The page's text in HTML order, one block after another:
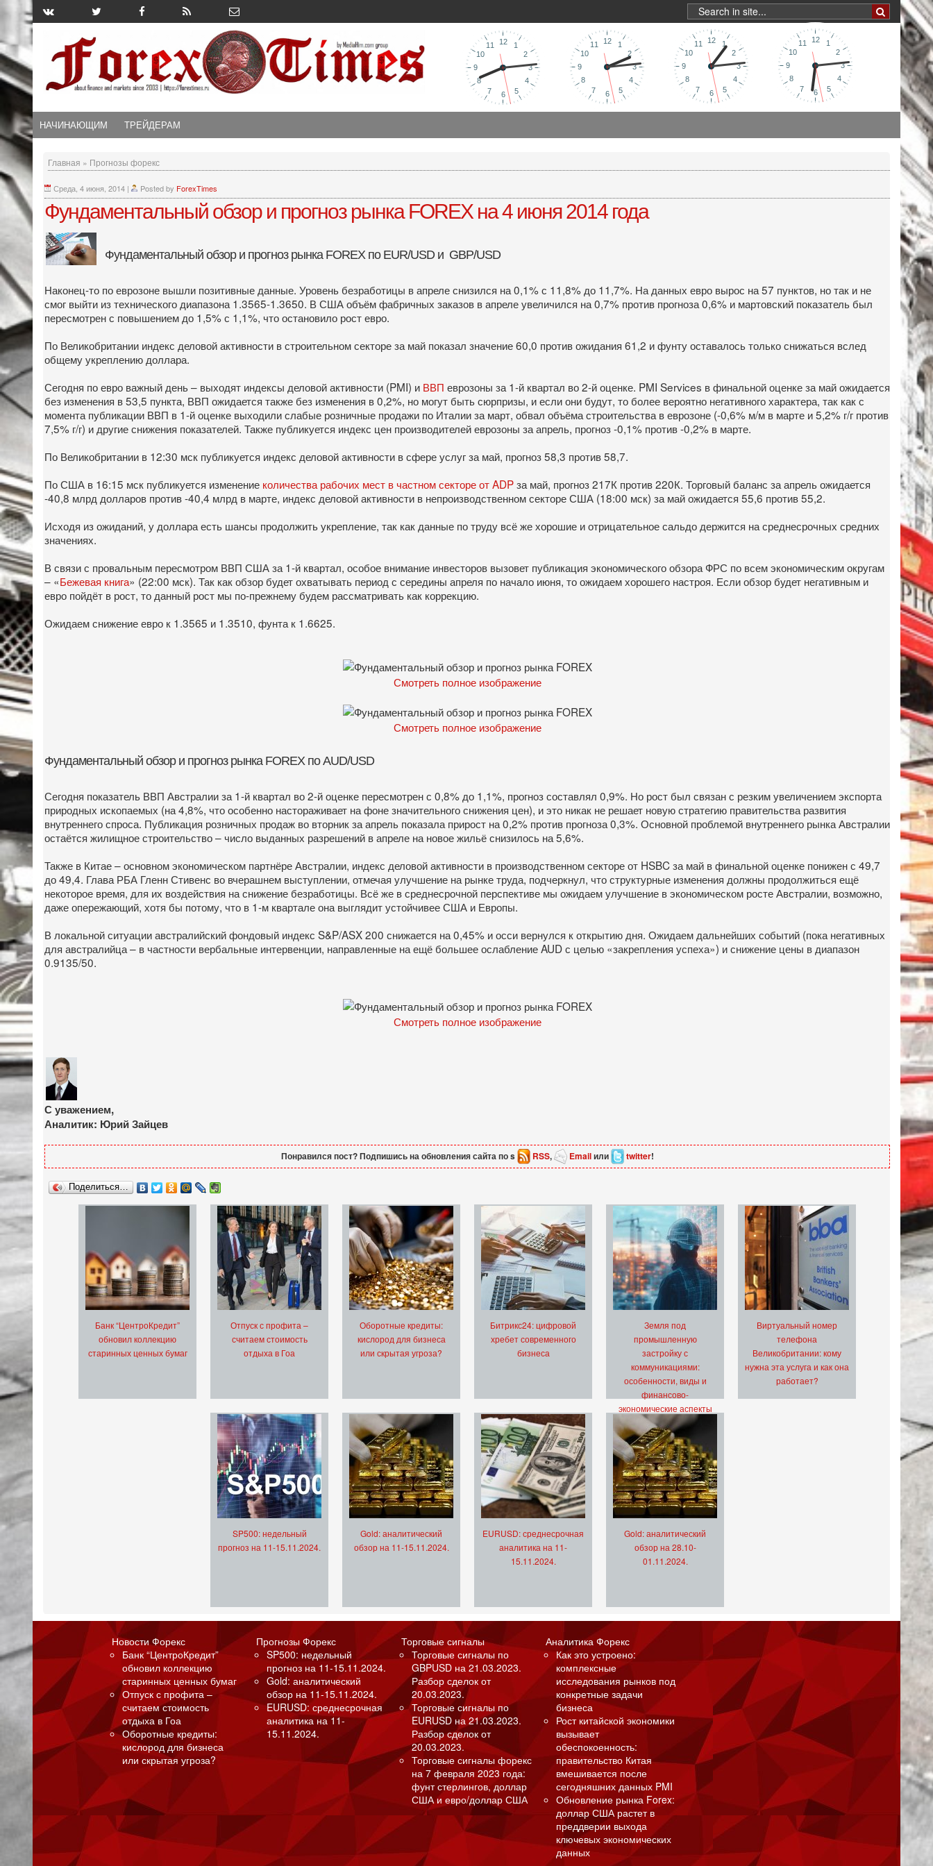
НАЧИНАЮЩИМ ТРЕЙДЕРАМ
Главная » Прогнозы форекс
Среда, 4 июня, 2014 | Posted by ForexTimes
Фундаментальный обзор и прогноз рынка FOREX на 4 июня 2014 года
Фундаментальный обзор и прогноз рынка FOREX по EUR/USD и GBP/USD
Наконец-то по еврозоне вышли позитивные данные. Уровень безработицы в апреле снизился на 0,1% с 11,8% до 11,7%. На данных евро вырос на 57 пунктов, но так и не
смог выйти из технического диапазона 1.3565-1.3650. В США объём фабричных заказов в апреле увеличился на 0,7% против прогноза 0,6% и мартовский показатель был
пересмотрен с повышением до 1,5% с 1,1%, что остановило рост евро.
По Великобритании индекс деловой активности в строительном секторе за май показал значение 60,0 против ожидания 61,2 и фунту оставалось только снижаться вслед
общему укреплению доллара.
Сегодня по евро важный день – выходят индексы деловой активности (PMI) и ВВП еврозоны за 1-й квартал во 2-й оценке. PMI Services в финальной оценке за май ожидается
без изменения в 53,5 пункта, ВВП ожидается также без изменения в 0,2%, но могут быть сюрпризы, и если они будут, то более вероятно негативного характера, так как с
момента публикации ВВП в 1-й оценке выходили слабые розничные продажи по Италии за март, обвал объёма строительства в еврозоне (-0,6% м/м в марте и 5,2% г/г против
7,5% г/г) и другие снижения показателей. Также публикуется индекс цен производителей еврозоны за апрель, прогноз -0,1% против -0,2% в марте.
По Великобритании в 12:30 мск публикуется индекс деловой активности в сфере услуг за май, прогноз 58,3 против 58,7.
По США в 16:15 мск публикуется изменение количества рабочих мест в частном секторе от ADPза май, прогноз 217К против 220К. Торговый баланс за апрель ожидается
-40,8 млрд долларов против -40,4 млрд в марте, индекс деловой активности в непроизводственном секторе США (18:00 мск) за май ожидается 55,6 против 55,2.
Исходя из ожиданий, у доллара есть шансы продолжить укрепление, так как данные по труду всё же хорошие и отрицательное сальдо держится на среднесрочных средних
значениях.
В связи с провальным пересмотром ВВП США за 1-й квартал, особое внимание инвесторов вызовет публикация экономического обзора ФРС по всем экономическим округам
– «Бежевая книга» (22:00 мск). Так как обзор будет охватывать период с середины апреля по начало июня, то ожидаем хорошего настроя. Если обзор будет негативным и
евро пойдёт в рост, то данный рост мы по-прежнему будем рассматривать как коррекцию.
Ожидаем снижение евро к 1.3565 и 1.3510, фунта к 1.6625.
Смотреть полное изображение
Смотреть полное изображение
Фундаментальный обзор и прогноз рынка FOREX по AUD/USD
Сегодня показатель ВВП Австралии за 1-й квартал во 2-й оценке пересмотрен с 0,8% до 1,1%, прогноз составлял 0,9%. Но рост был связан с резким увеличением экспорта
природных ископаемых (на 4,8%, что особенно настораживает на фоне значительного снижения цен), и это никак не решает новую стратегию правительства развития
внутреннего спроса. Публикация розничных продаж во вторник за апрель показала прирост на 0,2% против прогноза 0,3%. Основной проблемой внутреннего рынка Австралии
остаётся жилищное строительство – число выданных разрешений в апреле на новое жильё снизилось на 5,6%.
Также в Китае – основном экономическом партнёре Австралии, индекс деловой активности в производственном секторе от HSBC за май в финальной оценке понижен с 49,7
до 49,4. Глава РБА Гленн Стивенс во вчерашнем выступлении, отмечая улучшение на рынке труда, подчеркнул, что структурные изменения должны продолжиться ещё
некоторое время, для их воздействия на снижение безработицы. Всё же в среднесрочной перспективе мы ожидаем улучшение в экономическом росте Австралии, возможно,
даже опережающий, хотя бы потому, что в 1-м квартале она выглядит устойчивее США и Европы.
В локальной ситуации австралийский фондовый индекс S&P/ASX 200 снижается на 0,45% и осси вернулся к открытию дня. Ожидаем дальнейших событий (пока негативных
для австралийца – в частности вербальные интервенции, направленные на ещё большее ослабление AUD с целью «закрепления успеха») и снижение цены в диапазон
0.9135/50.
Смотреть полное изображение
С уважением,
Аналитик: Юрий Зайцев
Понравился пост? Подпишись на обновления сайта по s RSS, Emailили twitter!
Поделиться…
Банк “ЦентроКредит”
обновил коллекцию
старинных ценных бумаг
Отпуск с профита –
считаем стоимость
отдыха в Гоа
Оборотные кредиты:
кислород для бизнеса
или скрытая угроза?
Битрикс24: цифровой
хребет современного
бизнеса
Земля под
промышленную
застройку с
коммуникациями:
особенности, виды и
финансово-
экономические аспекты
Виртуальный номер
телефона
Великобритании: кому
нужна эта услуга и как она
работает?
SP500: недельный
прогноз на 11-15.11.2024.
Gold: аналитический
обзор на 11-15.11.2024.
EURUSD: среднесрочная
аналитика на 11-
15.11.2024.
Gold: аналитический
обзор на 28.10-
01.11.2024.
Новости Форекс
Банк “ЦентроКредит”
обновил коллекцию
старинных ценных бумаг
Отпуск с профита –
считаем стоимость
отдыха в Гоа
Оборотные кредиты:
кислород для бизнеса
или скрытая угроза?
Прогнозы Форекс
SP500: недельный
прогноз на 11-15.11.2024.
Gold: аналитический
обзор на 11-15.11.2024.
EURUSD: среднесрочная
аналитика на 11-
15.11.2024.
Торговые сигналы
Торговые сигналы по
GBPUSD на 21.03.2023.
Разбор сделок от
20.03.2023.
Торговые сигналы по
EURUSD на 21.03.2023.
Разбор сделок от
20.03.2023.
Торговые сигналы форекс
на 7 февраля 2023 года:
фунт стерлингов, доллар
США и евро/доллар США
Аналитика Форекс
Как это устроено:
комплексные
исследования рынков под
конкретные задачи
бизнеса
Рост китайской экономики
вызывает
обеспокоенность:
правительство Китая
вмешивается после
сегодняшних данных PMI
Обновление рынка Forex:
доллар США растет в
преддверии выхода
ключевых экономических
данных